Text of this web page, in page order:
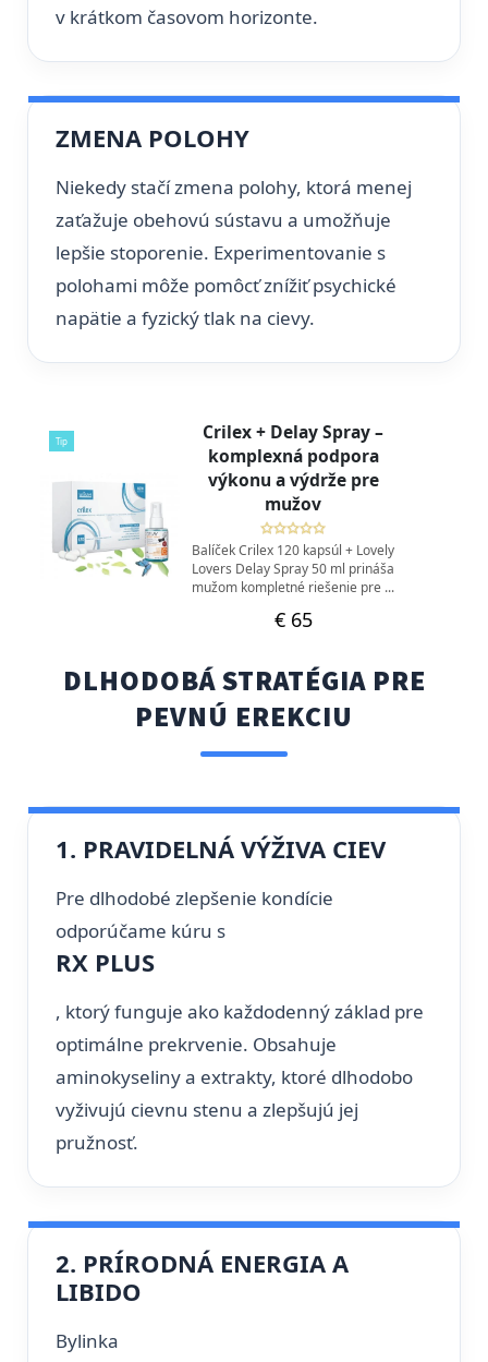
v krátkom časovom horizonte.
ZMENA POLOHY
Niekedy stačí zmena polohy, ktorá menej
zaťažuje obehovú sústavu a umožňuje
lepšie stoporenie. Experimentovanie s
polohami môže pomôcť znížiť psychické
napätie a fyzický tlak na cievy.
DLHODOBÁ STRATÉGIA PRE
PEVNÚ EREKCIU
1. PRAVIDELNÁ VÝŽIVA CIEV
Pre dlhodobé zlepšenie kondície
odporúčame kúru s
RX PLUS
, ktorý funguje ako každodenný základ pre
optimálne prekrvenie. Obsahuje
aminokyseliny a extrakty, ktoré dlhodobo
vyživujú cievnu stenu a zlepšujú jej
pružnosť.
2. PRÍRODNÁ ENERGIA A
LIBIDO
Bylinka